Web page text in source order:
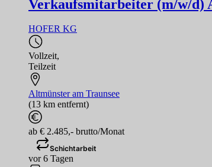
Verkaufsmitarbeiter (m/w/d)
HOFER KG
Vollzeit,
Teilzeit
Altmünster am Traunsee
(13 km entfernt)
ab € 2.485,- brutto/Monat
Schichtarbeit
vor 6 Tagen